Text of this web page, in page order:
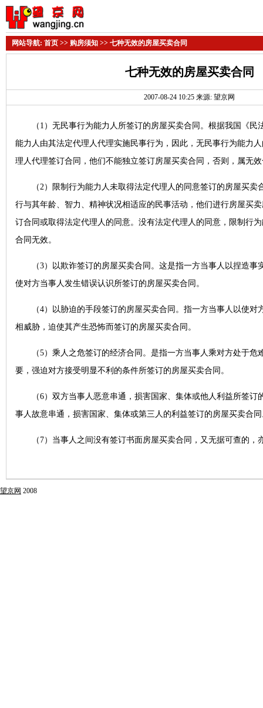
网站导航: 首页 >> 购房须知 >> 七种无效的房屋买卖合同
七种无效的房屋买卖合同
2007-08-24 10:25 来源: 望京网
（1）无民事行为能力人所签订的房屋买卖合同。根据我国《民
能力人由其法定代理人代理实施民事行为，因此，无民事行为能力
理人代理签订合同，他们不能独立签订房屋买卖合同，否则，属无
（2）限制行为能力人未取得法定代理人的同意签订的房屋买卖
行与其年龄、智力、精神状况相适应的民事活动，他们进行房屋买
订合同或取得法定代理人的同意。没有法定代理人的同意，限制行
合同无效。
（3）以欺诈签订的房屋买卖合同。这是指一方当事人以捏造事
使对方当事人发生错误认识所签订的房屋买卖合同。
（4）以胁迫的手段签订的房屋买卖合同。指一方当事人以使对
相威胁，迫使其产生恐怖而签订的房屋买卖合同。
（5）乘人之危签订的经济合同。是指一方当事人乘对方处于危
要，强迫对方接受明显不利的条件所签订的房屋买卖合同。
（6）双方当事人恶意串通，损害国家、集体或他人利益所签订
事人故意串通，损害国家、集体或第三人的利益签订的房屋买卖合
（7）当事人之间没有签订书面房屋买卖合同，又无据可查的，
望京网 2008